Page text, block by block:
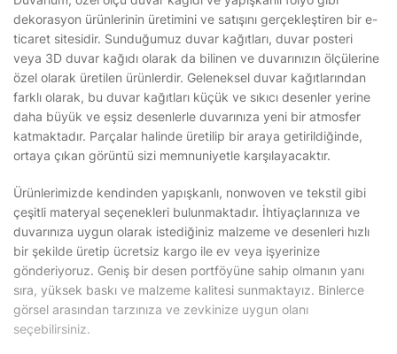
dekorasyon ürünlerinin üretimini ve satışını gerçekleştiren bir e-
ticaret sitesidir. Sunduğumuz duvar kağıtları, duvar posteri
veya 3D duvar kağıdı olarak da bilinen ve duvarınızın ölçülerine
özel olarak üretilen ürünlerdir. Geleneksel duvar kağıtlarından
farklı olarak, bu duvar kağıtları küçük ve sıkıcı desenler yerine
daha büyük ve eşsiz desenlerle duvarınıza yeni bir atmosfer
katmaktadır. Parçalar halinde üretilip bir araya getirildiğinde,
ortaya çıkan görüntü sizi memnuniyetle karşılayacaktır.
Ürünlerimizde kendinden yapışkanlı, nonwoven ve tekstil gibi
çeşitli materyal seçenekleri bulunmaktadır. İhtiyaçlarınıza ve
duvarınıza uygun olarak istediğiniz malzeme ve desenleri hızlı
bir şekilde üretip ücretsiz kargo ile ev veya işyerinize
gönderiyoruz. Geniş bir desen portföyüne sahip olmanın yanı
sıra, yüksek baskı ve malzeme kalitesi sunmaktayız. Binlerce
görsel arasından tarzınıza ve zevkinize uygun olanı
seçebilirsiniz.